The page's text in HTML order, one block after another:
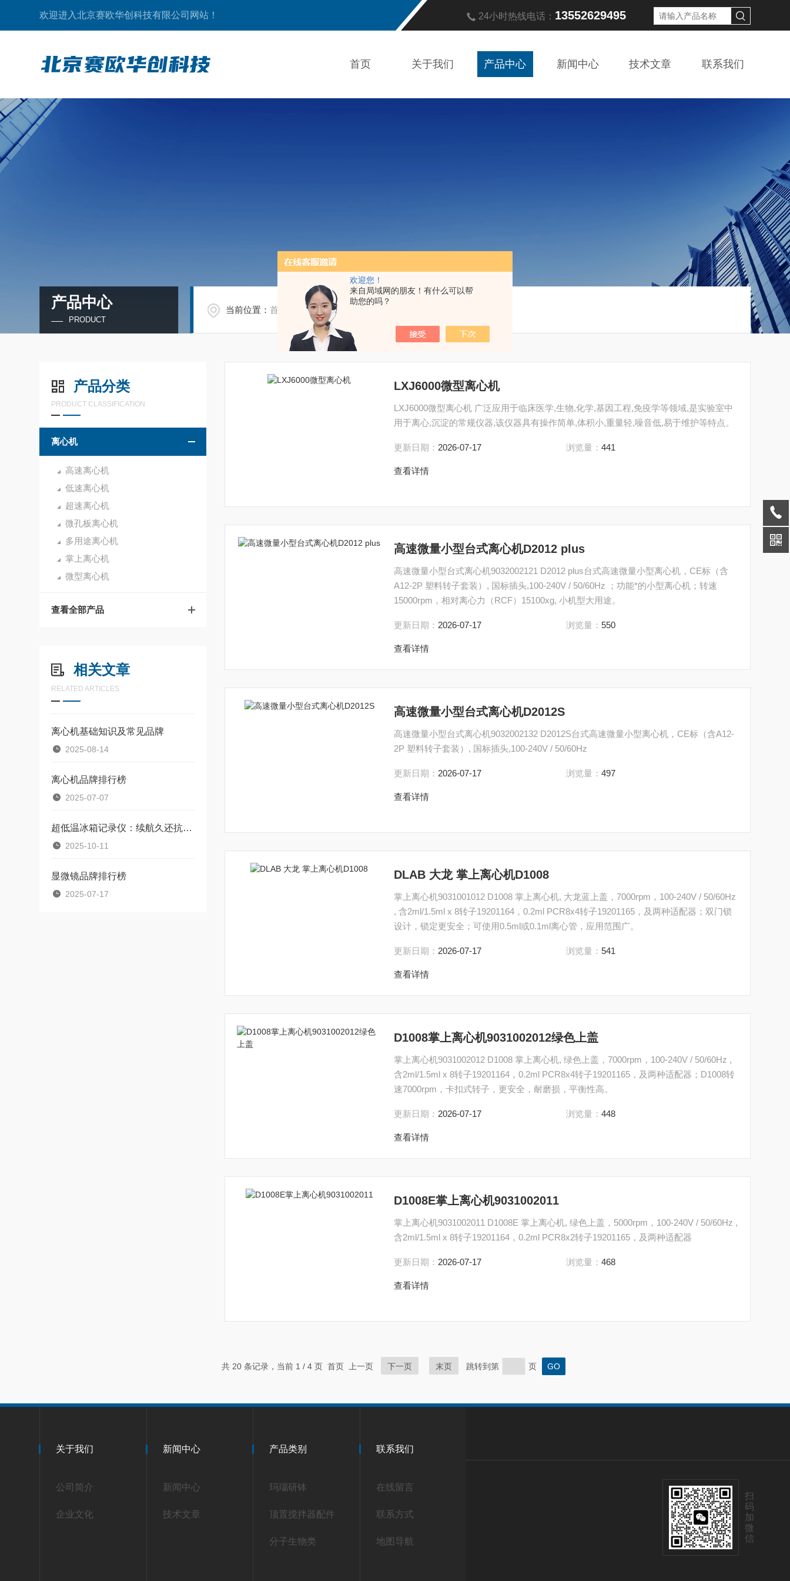
欢迎您！
来自局域网的朋友！有什么可以帮
助您的吗？
欢迎进入北京赛欧华创科技有限公司网站！ 24小时热线电话： 13552629495
首页 关于我们 产品中心 新闻中心 技术文章 联系我们
产品中心
PRODUCT
当前位置：首页 产品中心/
产品分类
PRODUCT CLASSIFICATION
离心机
高速离心机
低速离心机
超速离心机
微孔板离心机
多用途离心机
掌上离心机
微型离心机
查看全部产品
相关文章
RELATED ARTICLES
离心机基础知识及常见品牌
2025-08-14
离心机品牌排行榜
2025-07-07
超低温冰箱记录仪：续航久还抗低温，不用频繁换电池，省心又靠谱
2025-10-11
显微镜品牌排行榜
2025-07-17
LXJ6000微型离心机
LXJ6000微型离心机 广泛应用于临床医学,生物,化学,基因工程,免疫学等领域,是实验室中
用于离心,沉淀的常规仪器,该仪器具有操作简单,体积小,重量轻,噪音低,易于维护等特点。
更新日期： 2026-07-17 浏览量： 441
查看详情
高速微量小型台式离心机D2012 plus
高速微量小型台式离心机9032002121 D2012 plus台式高速微量小型离心机，CE标（含
A12-2P 塑料转子套装）, 国标插头,100-240V / 50/60Hz ；功能*的小型离心机；转速
15000rpm，相对离心力（RCF）15100xg, 小机型大用途。
更新日期： 2026-07-17 浏览量： 550
查看详情
高速微量小型台式离心机D2012S
高速微量小型台式离心机9032002132 D2012S台式高速微量小型离心机，CE标（含A12-
2P 塑料转子套装）, 国标插头,100-240V / 50/60Hz
更新日期： 2026-07-17 浏览量： 497
查看详情
DLAB 大龙 掌上离心机D1008
掌上离心机9031001012 D1008 掌上离心机, 大龙蓝上盖，7000rpm，100-240V / 50/60Hz
, 含2ml/1.5ml x 8转子19201164，0.2ml PCR8x4转子19201165，及两种适配器；双门锁
设计，锁定更安全；可使用0.5ml或0.1ml离心管，应用范围广。
更新日期： 2026-07-17 浏览量： 541
查看详情
D1008掌上离心机9031002012绿色上盖
掌上离心机9031002012 D1008 掌上离心机, 绿色上盖，7000rpm，100-240V / 50/60Hz ,
含2ml/1.5ml x 8转子19201164，0.2ml PCR8x4转子19201165，及两种适配器；D1008转
速7000rpm，卡扣式转子，更安全，耐磨损，平衡性高。
更新日期： 2026-07-17 浏览量： 448
查看详情
D1008E掌上离心机9031002011
掌上离心机9031002011 D1008E 掌上离心机, 绿色上盖，5000rpm，100-240V / 50/60Hz ,
含2ml/1.5ml x 8转子19201164，0.2ml PCR8x2转子19201165，及两种适配器
更新日期： 2026-07-17 浏览量： 468
查看详情
共 20 条记录，当前 1 / 4 页 首页 上一页 下一页 末页 跳转到第 页
关于我们
公司简介
企业文化
新闻中心
新闻中心
技术文章
产品类别
玛瑙研钵
顶置搅拌器配件
分子生物类
联系我们
在线留言
联系方式
地图导航
扫
码
加
微
信